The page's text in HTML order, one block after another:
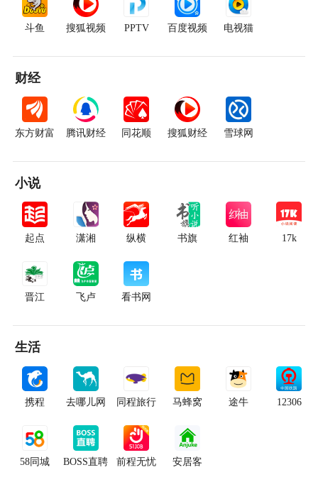
斗鱼 搜狐视频 PPTV 百度视频 电视猫
财经
东方财富 腾讯财经 同花顺 搜狐财经 雪球网
小说
起点 潇湘 纵横 书旗 红袖 17k
晋江 飞卢 看书网
生活
携程 去哪儿网 同程旅行 马蜂窝 途牛 12306
58同城 BOSS直聘 前程无忧 安居客